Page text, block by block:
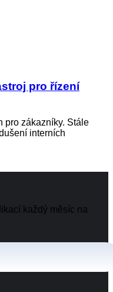
pro řízení
pro zákazníky. Stále
interních
každý měsíc na